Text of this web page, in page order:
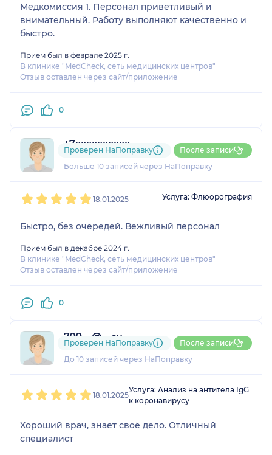
Медкомиссия 1. Персонал приветливый и
внимательный. Работу выполняют качественно и
быстро.
Прием был в феврале 2025 г.
В клинике "MedCheck, сеть медицинских центров"
Отзыв оставлен через сайт/приложение
0
+7xxxxxxxxxx
4 отзыва
Больше 10 записей через НаПоправку
Проверен НаПоправку После записи
18.01.2025 Услуга: Флюорография
Быстро, без очередей. Вежливый персонал
Прием был в декабре 2024 г.
В клинике "MedCheck, сеть медицинских центров"
Отзыв оставлен через сайт/приложение
0
799....@....ru
3 отзыва
До 10 записей через НаПоправку
Проверен НаПоправку После записи
18.01.2025
Услуга: Анализ на антитела IgG
к коронавирусу
Хороший врач, знает своё дело. Отличный
специалист